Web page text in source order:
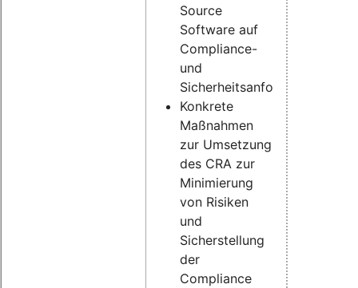
Source
Software auf
Compliance-
und
Sicherheitsanforderungen
Konkrete
Maßnahmen
zur Umsetzung
des CRA zur
Minimierung
von Risiken
und
Sicherstellung
der
Compliance